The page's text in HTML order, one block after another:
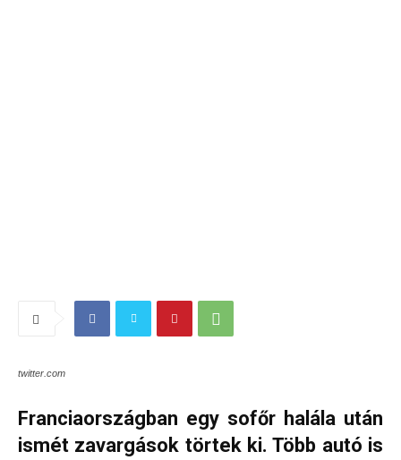
twitter.com
Franciaországban egy sofőr halála után
ismét zavargások törtek ki. Több autó is